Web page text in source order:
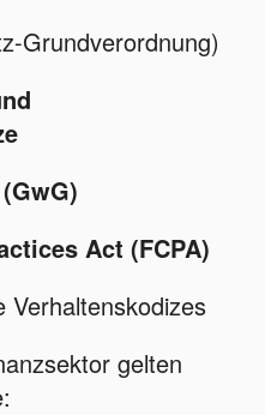
Grundverordnung)
Act (FCPA)
Verhaltenskodizes
gelten